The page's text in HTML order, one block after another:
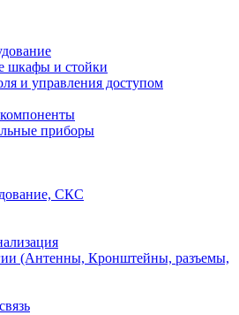
шкафы и стойки
и управления доступом
приборы
СКС
(Антенны, Кронштейны, разъемы,